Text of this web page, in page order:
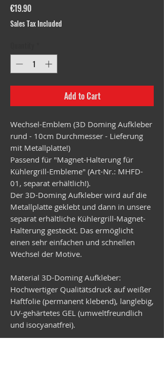
€19.90
Sales Tax Included
Add to Cart
Wechsel-Emblem (3D Doming Aufkleber
rund - 10cm Durchmesser - Lieferung
mit Metallplatte!)
Passend für "Magnet-Halterung für
Kühlergrill-Embleme" (Art-Nr.: MHFD-
01, separat erhältlich!).
Der 3D-Doming Aufkleber wird auf die
Metallplatte geklebt und dann in unsere
separat erhältliche Kühlergrill-Magnet-
Halterung gesteckt. Das ermöglicht
einen sehr einfachen und schnellen
Wechsel der Motive.
Material 3D-Doming Aufkleber:
Hochwertiger Qualitätsdruck auf weißer
Haftfolie (permanent klebend), langlebig,
UV-gehärtetes GEL (umweltfreundlich
und isocyanatfrei).